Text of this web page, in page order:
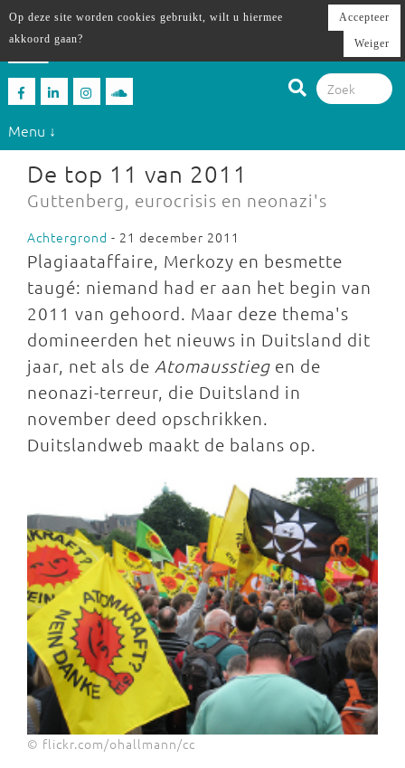
Menu ↓
De top 11 van 2011
Guttenberg, eurocrisis en neonazi's
Achtergrond - 21 december 2011
Plagiaataffaire, Merkozy en besmette
taugé: niemand had er aan het begin van
2011 van gehoord. Maar deze thema's
domineerden het nieuws in Duitsland dit
jaar, net als de Atomausstieg en de
neonazi-terreur, die Duitsland in
november deed opschrikken.
Duitslandweb maakt de balans op.
© flickr.com/ohallmann/cc
Op deze site worden cookies gebruikt, wilt u hiermee
akkoord gaan?
Accepteer
Weiger